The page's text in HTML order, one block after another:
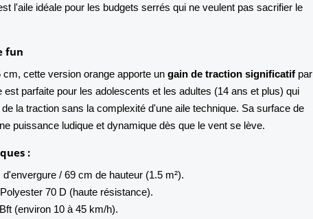
l'aile idéale pour les budgets serrés qui ne veulent pas sacrifier le
fun
cette version orange apporte un gain de traction significatif par
est parfaite pour les adolescents et les adultes (14 ans et plus) qui
la traction sans la complexité d'une aile technique. Sa surface de
puissance ludique et dynamique dès que le vent se lève.
:
d'envergure / 69 cm de hauteur (1.5 m²).
70 D (haute résistance).
(environ 10 à 45 km/h).